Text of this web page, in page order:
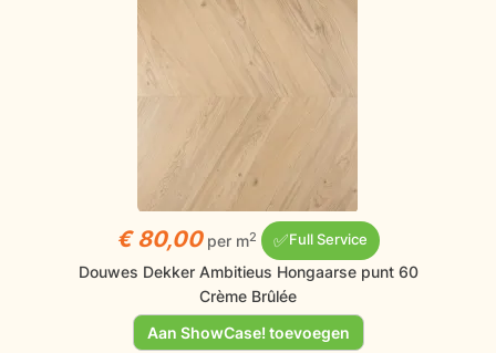
€ 80,00 per m2 ✅Full Service
Douwes Dekker Ambitieus Hongaarse punt 60
Crème Brûlée
Aan ShowCase! toevoegen